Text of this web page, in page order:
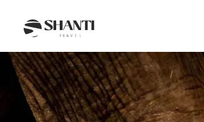
Intro Reiseroute